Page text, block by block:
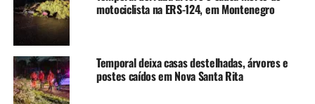
no mínimo, 6 mil moradias
para a população de Canoas
afetada. Estamos muito
empolgados pelo avanço
motociclista na ERS-124, em Montenegro
Temporal deixa casas destelhadas, árvores e
postes caídos em Nova Santa Rita